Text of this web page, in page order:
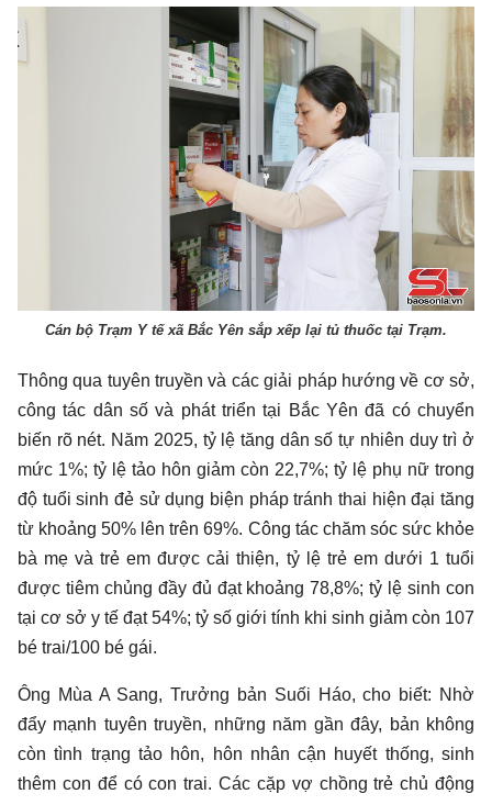
Cán bộ Trạm Y tế xã Bắc Yên sắp xếp lại tủ thuốc tại Trạm.
Thông qua tuyên truyền và các giải pháp hướng về cơ sở,
công tác dân số và phát triển tại Bắc Yên đã có chuyển
biến rõ nét. Năm 2025, tỷ lệ tăng dân số tự nhiên duy trì ở
mức 1%; tỷ lệ tảo hôn giảm còn 22,7%; tỷ lệ phụ nữ trong
độ tuổi sinh đẻ sử dụng biện pháp tránh thai hiện đại tăng
từ khoảng 50% lên trên 69%. Công tác chăm sóc sức khỏe
bà mẹ và trẻ em được cải thiện, tỷ lệ trẻ em dưới 1 tuổi
được tiêm chủng đầy đủ đạt khoảng 78,8%; tỷ lệ sinh con
tại cơ sở y tế đạt 54%; tỷ số giới tính khi sinh giảm còn 107
bé trai/100 bé gái.
Ông Mùa A Sang, Trưởng bản Suối Háo, cho biết: Nhờ
đẩy mạnh tuyên truyền, những năm gần đây, bản không
còn tình trạng tảo hôn, hôn nhân cận huyết thống, sinh
thêm con để có con trai. Các cặp vợ chồng trẻ chủ động